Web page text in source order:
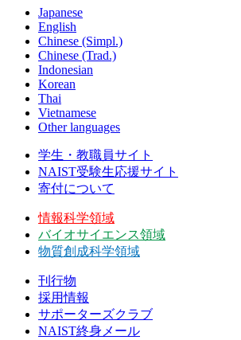
Japanese
English
Chinese (Simpl.)
Chinese (Trad.)
Indonesian
Korean
Thai
Vietnamese
Other languages
学生・教職員サイト
NAIST受験生応援サイト
寄付について
情報科学領域
バイオサイエンス領域
物質創成科学領域
刊行物
採用情報
サポーターズクラブ
NAIST終身メール